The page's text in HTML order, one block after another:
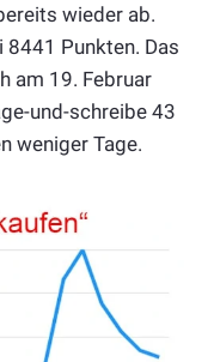
wieder ab.
8441 Punkten. Das
am 19. Februar
und-schreibe 43
weniger Tage.